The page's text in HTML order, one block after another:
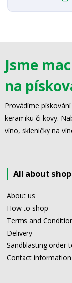
Jsme
na
Provádíme
keramiku či kovy.
víno, skleničky na
All about
About us
How to shop
Terms and
Delivery
Sandblasting order
Contact information